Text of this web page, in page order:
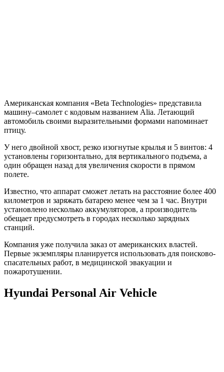
Американская компания «Beta Technologies» представила
машину–самолет с кодовым названием Alia. Летающий
автомобиль своими выразительными формами напоминает
птицу.
У него двойной хвост, резко изогнутые крылья и 5 винтов: 4
установлены горизонтально, для вертикального подъема, а
один обращен назад для увеличения скорости в прямом
полете.
Известно, что аппарат сможет летать на расстояние более 400
километров и заряжать батарею менее чем за 1 час. Внутри
установлено несколько аккумуляторов, а производитель
обещает предусмотреть в городах несколько зарядных
станций.
Компания уже получила заказ от американских властей.
Первые экземпляры планируется использовать для поисково-
спасательных работ, в медицинской эвакуации и
пожаротушении.
Hyundai Personal Air Vehicle